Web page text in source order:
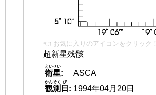
👈 お気に入りのアイコンをクリック！
超新星残骸
衛星
えいせい
:
ASCA
観測
かんそく
日
び
: 1994年04月20日